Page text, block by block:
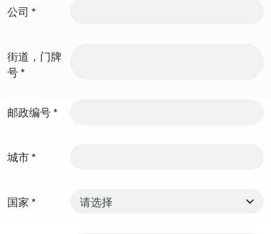
公司 *
街道，门牌
号*
邮政编号*
城市*
国家 *